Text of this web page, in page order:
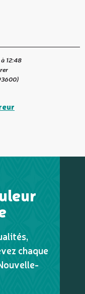
12:48
)
chaque